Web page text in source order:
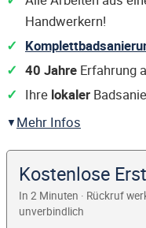
Handwerkern!
40 Jahre Erfahrung
Ihre lokaler
Mehr Infos
Kostenlose
In 2 Minuten · Rückruf
unverbindlich